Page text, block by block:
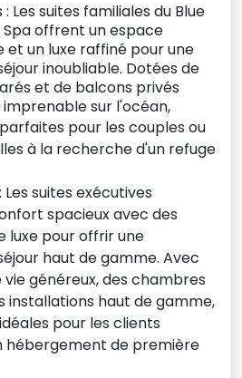
Les suites familiales du Blue
Spa offrent un espace
un luxe raffiné pour une
inoubliable. Dotées de
et de balcons privés
sur l'océan,
pour les couples ou
à la recherche d'un refuge
Les suites exécutives
spacieux avec des
luxe pour offrir une
haut de gamme. Avec
généreux, des chambres
installations haut de gamme,
pour les clients
hébergement de première